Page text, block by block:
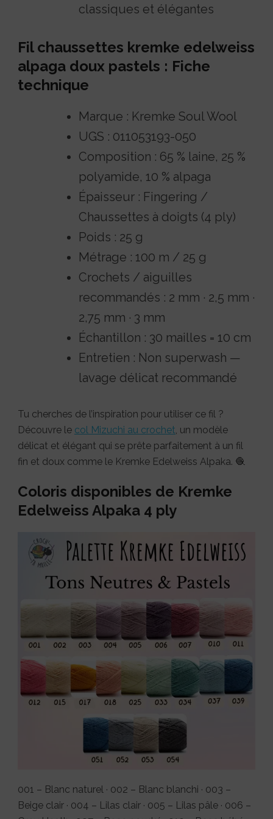
classiques et élégantes
Fil chaussettes kremke edelweiss
alpaga doux pastels : Fiche
technique
Marque : Kremke Soul Wool
UGS : 011053193-050
Composition : 65 % laine, 25 %
polyamide, 10 % alpaga
Épaisseur : Fingering /
Chaussettes à doigts (4 ply)
Poids : 25 g
Métrage : 100 m / 25 g
Crochets / aiguilles
recommandés : 2 mm · 2,5 mm ·
2,75 mm · 3 mm
Échantillon : 30 mailles = 10 cm
Entretien : Non superwash —
lavage délicat recommandé
Tu cherches de l’inspiration pour utiliser ce fil ?
Découvre le col Mizuchi au crochet, un modèle
délicat et élégant qui se prête parfaitement à un fil
fin et doux comme le Kremke Edelweiss Alpaka. 🧶
Coloris disponibles de Kremke
Edelweiss Alpaka 4 ply
001 – Blanc naturel · 002 – Blanc blanchi · 003 –
Beige clair · 004 – Lilas clair · 005 – Lilas pâle · 006 –